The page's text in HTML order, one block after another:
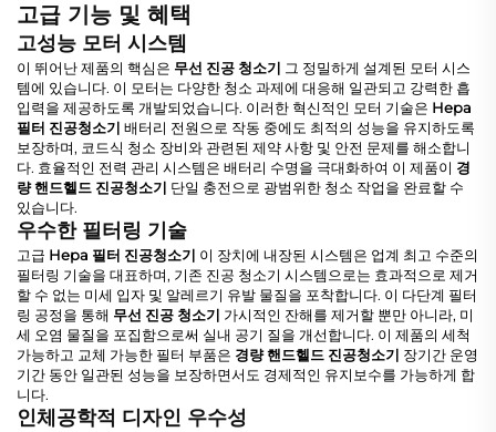
고급 기능 및 혜택
고성능 모터 시스템
이 뛰어난 제품의 핵심은 무선 진공 청소기 그 정밀하게 설계된 모터 시스
템에 있습니다. 이 모터는 다양한 청소 과제에 대응해 일관되고 강력한 흡
입력을 제공하도록 개발되었습니다. 이러한 혁신적인 모터 기술은 Hepa
필터 진공청소기 배터리 전원으로 작동 중에도 최적의 성능을 유지하도록
보장하며, 코드식 청소 장비와 관련된 제약 사항 및 안전 문제를 해소합니
다. 효율적인 전력 관리 시스템은 배터리 수명을 극대화하여 이 제품이 경
량 핸드헬드 진공청소기 단일 충전으로 광범위한 청소 작업을 완료할 수
있습니다.
우수한 필터링 기술
고급 Hepa 필터 진공청소기 이 장치에 내장된 시스템은 업계 최고 수준의
필터링 기술을 대표하며, 기존 진공 청소기 시스템으로는 효과적으로 제거
할 수 없는 미세 입자 및 알레르기 유발 물질을 포착합니다. 이 다단계 필터
링 공정을 통해 무선 진공 청소기 가시적인 잔해를 제거할 뿐만 아니라, 미
세 오염 물질을 포집함으로써 실내 공기 질을 개선합니다. 이 제품의 세척
가능하고 교체 가능한 필터 부품은 경량 핸드헬드 진공청소기 장기간 운영
기간 동안 일관된 성능을 보장하면서도 경제적인 유지보수를 가능하게 합
니다.
인체공학적 디자인 우수성